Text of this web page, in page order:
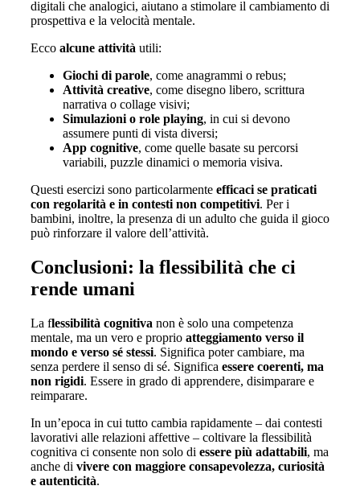
digitali che analogici, aiutano a stimolare il cambiamento di
prospettiva e la velocità mentale.
Ecco alcune attività utili:
Giochi di parole, come anagrammi o rebus;
Attività creative, come disegno libero, scrittura
narrativa o collage visivi;
Simulazioni o role playing, in cui si devono
assumere punti di vista diversi;
App cognitive, come quelle basate su percorsi
variabili, puzzle dinamici o memoria visiva.
Questi esercizi sono particolarmente efficaci se praticati
con regolarità e in contesti non competitivi. Per i
bambini, inoltre, la presenza di un adulto che guida il gioco
può rinforzare il valore dell’attività.
Conclusioni: la flessibilità che ci
rende umani
La flessibilità cognitiva non è solo una competenza
mentale, ma un vero e proprio atteggiamento verso il
mondo e verso sé stessi. Significa poter cambiare, ma
senza perdere il senso di sé. Significa essere coerenti, ma
non rigidi. Essere in grado di apprendere, disimparare e
reimparare.
In un’epoca in cui tutto cambia rapidamente – dai contesti
lavorativi alle relazioni affettive – coltivare la flessibilità
cognitiva ci consente non solo di essere più adattabili, ma
anche di vivere con maggiore consapevolezza, curiosità
e autenticità.